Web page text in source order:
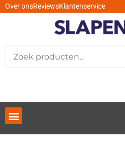
GaOver onsReviewsKlantenservice
Menu